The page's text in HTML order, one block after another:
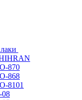
870
868
8101
08